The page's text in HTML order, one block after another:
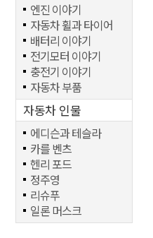
엔진 이야기
자동차 휠과 타이어
배터리 이야기
전기모터 이야기
충전기 이야기
자동차 부품
자동차 인물
에디슨과 테슬라
카를 벤츠
헨리 포드
정주영
리슈푸
일론 머스크